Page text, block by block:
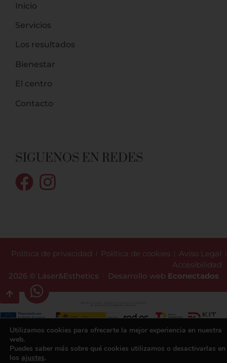
SIGUENOS EN REDES
Inicio
Servicios
Los resultados
Bienestar
El centro
Contacto
2026 © Láser&Esthetics Desarrollo web Econectados
Política de privacidad Política de cookies
Aviso Legal
Accesibilidad
Utilizamos cookies para ofrecerte la mejor experiencia en nuestra
web.
Puedes saber más sobre qué cookies utilizamos o desactivarlas en
los ajustes.